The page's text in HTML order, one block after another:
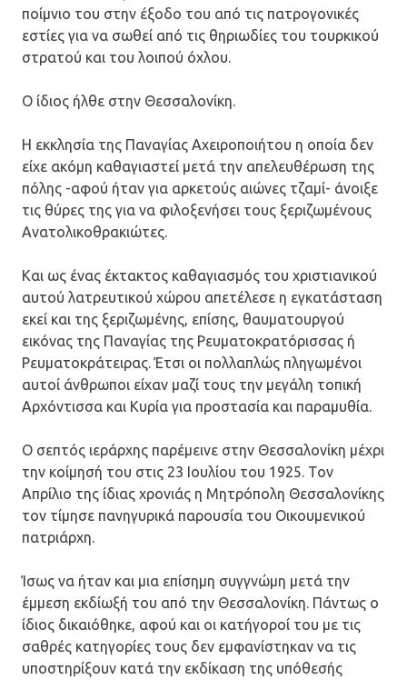
ποίμνιο του στην έξοδο του από τις πατρογονικές
εστίες για να σωθεί από τις θηριωδίες του τουρκικού
στρατού και του λοιπού όχλου.
Ο ίδιος ήλθε στην Θεσσαλονίκη.
Η εκκλησία της Παναγίας Αχειροποιήτου η οποία δεν
είχε ακόμη καθαγιαστεί μετά την απελευθέρωση της
πόλης -αφού ήταν για αρκετούς αιώνες τζαμί- άνοιξε
τις θύρες της για να φιλοξενήσει τους ξεριζωμένους
Ανατολικοθρακιώτες.
Και ως ένας έκτακτος καθαγιασμός του χριστιανικού
αυτού λατρευτικού χώρου απετέλεσε η εγκατάσταση
εκεί και της ξεριζωμένης, επίσης, θαυματουργού
εικόνας της Παναγίας της Ρευματοκρατόρισσας ή
Ρευματοκράτειρας. Έτσι οι πολλαπλώς πληγωμένοι
αυτοί άνθρωποι είχαν μαζί τους την μεγάλη τοπική
Αρχόντισσα και Κυρία για προστασία και παραμυθία.
Ο σεπτός ιεράρχης παρέμεινε στην Θεσσαλονίκη μέχρι
την κοίμησή του στις 23 Ιουλίου του 1925. Τον
Απρίλιο της ίδιας χρονιάς η Μητρόπολη Θεσσαλονίκης
τον τίμησε πανηγυρικά παρουσία του Οικουμενικού
πατριάρχη.
Ίσως να ήταν και μια επίσημη συγγνώμη μετά την
έμμεση εκδίωξή του από την Θεσσαλονίκη. Πάντως ο
ίδιος δικαιόθηκε, αφού και οι κατήγοροί του με τις
σαθρές κατηγορίες τους δεν εμφανίστηκαν να τις
υποστηρίξουν κατά την εκδίκαση της υπόθεσής